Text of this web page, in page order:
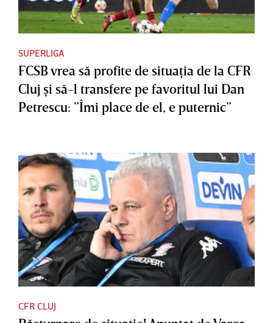
SUPERLIGA
FCSB vrea să profite de situaţia de la CFR
Cluj şi să-l transfere pe favoritul lui Dan
Petrescu: ”Îmi place de el, e puternic”
CFR CLUJ